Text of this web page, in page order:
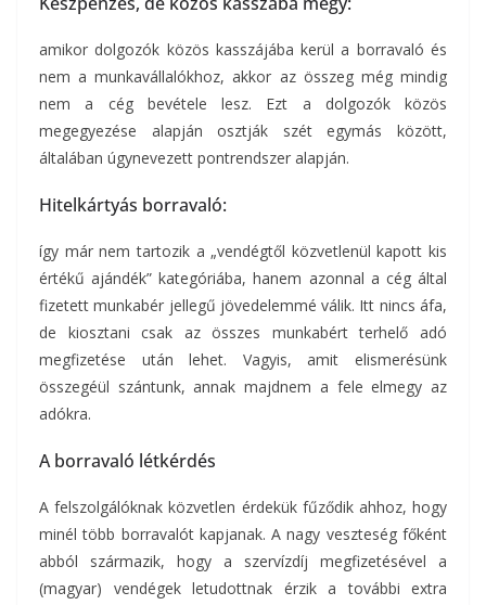
amikor dolgozók közös kasszájába kerül a borravaló és
nem a munkavállalókhoz, akkor az összeg még mindig
nem a cég bevétele lesz. Ezt a dolgozók közös
megegyezése alapján osztják szét egymás között,
általában úgynevezett pontrendszer alapján.
Hitelkártyás borravaló:
így már nem tartozik a „vendégtől közvetlenül kapott kis
értékű ajándék” kategóriába, hanem azonnal a cég által
fizetett munkabér jellegű jövedelemmé válik. Itt nincs áfa,
de kiosztani csak az összes munkabért terhelő adó
megfizetése után lehet. Vagyis, amit elismerésünk
összegéül szántunk, annak majdnem a fele elmegy az
adókra.
A borravaló létkérdés
A felszolgálóknak közvetlen érdekük fűződik ahhoz, hogy
minél több borravalót kapjanak. A nagy veszteség főként
abból származik, hogy a szervízdíj megfizetésével a
(magyar) vendégek letudottnak érzik a további extra